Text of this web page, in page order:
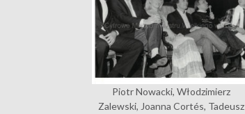
Piotr Nowacki, Włodzimierz
Zalewski, Joanna Cortés, Tadeusz